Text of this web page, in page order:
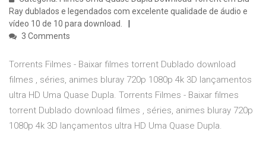
Ray dublados e legendados com excelente qualidade de áudio e
vídeo 10 de 10 para download.
3 Comments
Torrents Filmes - Baixar filmes torrent Dublado download
filmes , séries, animes bluray 720p 1080p 4k 3D lançamentos
ultra HD Uma Quase Dupla. Torrents Filmes - Baixar filmes
torrent Dublado download filmes , séries, animes bluray 720p
1080p 4k 3D lançamentos ultra HD Uma Quase Dupla.